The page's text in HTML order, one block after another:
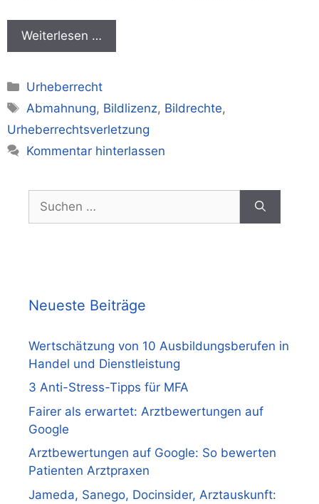
Weiterlesen …
Kategorien
Urheberrecht
Schlagwörter
Abmahnung, Bildlizenz, Bildrechte,
Urheberrechtsverletzung
Kommentar hinterlassen
nach:
Neueste Beiträge
Wertschätzung von 10 Ausbildungsberufen in
Handel und Dienstleistung
3 Anti-Stress-Tipps für MFA
Fairer als erwartet: Arztbewertungen auf
Google
Arztbewertungen auf Google: So bewerten
Patienten Arztpraxen
Jameda, Sanego, Docinsider, Arztauskunft: